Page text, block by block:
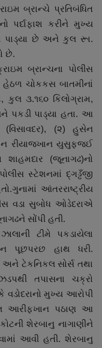
બ્રાન્ચે પ્રતિબંધિત
પર્દાફાશ કરીને મુખ્ય
પાડ્યા છે અને કુલ રૂા.
છે.
બ્રાન્ચના પોલીસ
ચોકકસ બાતમીનાં
કુલ ૩.૧૬૦ કિલોગ્રામ,
પકડી પાડ્યા હતા. આ
(૨) હુસેન
રીયાજખાન યુસુફજઈ
(જૂનાગઢ)નો
સ્ટેશનમાં દ્ગડ્ઢઁજી
આંતરરાષ્ટ્રીય
વડા સુબોધ ઓડેદરાએ
સોંપી હતી.
ટીમે પકડાયેલા
પૂછપરછ હાથ ધરી.
ટેકનિકલ સોર્સ તથા
તપાસના ચક્રો
વડોદરાનો મુખ્ય આરોપી
આરીફખાન પઠાણ આ
શેરબાનુ નાગાણીને
આવી હતી. શેરબાનુ